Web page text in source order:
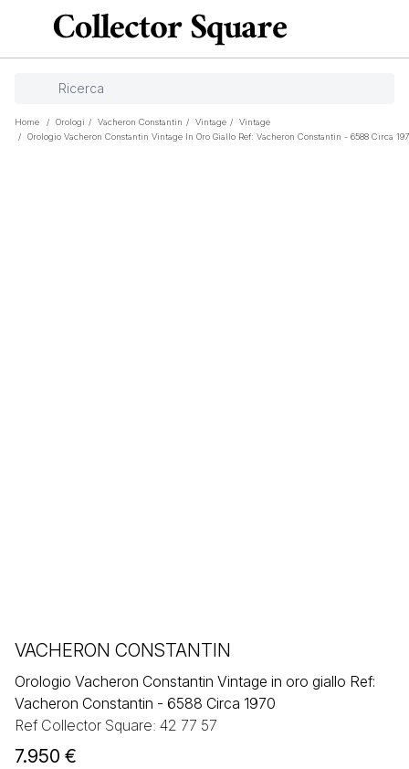
Home / Orologi / Vacheron Constantin / Vintage /
Vintage
/
Orologio Vacheron Constantin Vintage In Oro Giallo Ref: Vacheron Constantin - 6588 Circa
VACHERON CONSTANTIN
Orologio Vacheron Constantin Vintage in oro giallo Ref:
Vacheron Constantin - 6588 Circa 1970
Ref Collector Square: 42 77 57
7.950 €